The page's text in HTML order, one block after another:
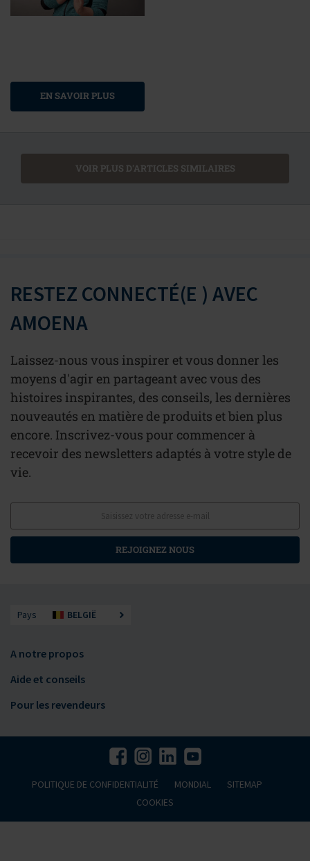
EN SAVOIR PLUS
VOIR PLUS D'ARTICLES SIMILAIRES
RESTEZ CONNECTÉ(E ) AVEC
AMOENA
Laissez-nous vous inspirer et vous donner les
moyens d'agir en partageant avec vous des
histoires inspirantes, des conseils, les dernières
nouveautés en matière de produits et bien plus
encore. Inscrivez-vous pour commencer à
recevoir des newsletters adaptés à votre style de
vie.
REJOIGNEZ NOUS
Pays BELGIË
A notre propos
Aide et conseils
Pour les revendeurs
POLITIQUE DE CONFIDENTIALITÉ MONDIAL
SITEMAP
COOKIES